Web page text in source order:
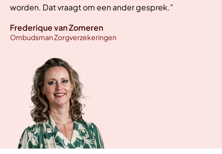
worden. Dat vraagt om een ander gesprek.”
Frederique van Zomeren
Ombudsman Zorgverzekeringen